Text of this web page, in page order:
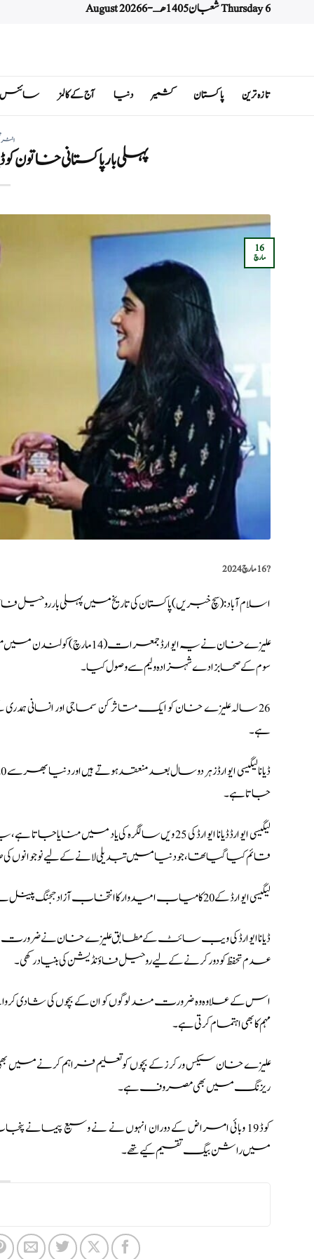
Thursday 6 شعبان 1405 هـ - 6 August 2026
تازہ ترین پاکستان کشمیر دنیا آج کے کالمز سائنس
پہلی بار پاکستانی خاتون کو
16
مارچ
?️16 مارچ 2024
اسلام آباد: (سچ خبریں) پاکستان کی تاریخ میں پہلی بار روحیل
علیزے خان نے یہ ایوارڈ جمعرات (14 مارچ) کو لندن میں منعقدہ ایک تقریب میں برطانوی بادشاہ
سومکے صحابزادے شہزادہ ولیم سے وصول کیا۔
26 سالہ علیزے خان کو ایک متاثر کن سماجی اور انسانی
ہے۔
جاتا ہے۔
لیگیسی ایوارڈ ڈیانا ایوارڈ کی 25 ویں سالگرہ کی یاد
قائم کیا گیا تھا، جو دنیا میں تبدیلی لانے کے لیے نوجوانوں
لیگیسی ایوارڈ کے 20 کامیاب امیدوار کا انتخاب آزاد ججنگ پینل نے کیا، جس کی قیادت بیرونس ڈورین لارنس نے کی تھی۔
ڈیانا ایوارڈ کی ویب سائٹ کے مطابق علیزے خان نے ضرورت
عدم تحفظ کو دور کرنے کے لیے روحیل فاؤنڈیشن کی بنیاد رکھی۔
اس کے علاوہ وہ ضرورت مند لوگوں کو ان کے بچوں کی شادی
مہم کا بھی اہتمام کرتی ہے۔
علیزے خان سیکس ورکرز کے بچوں کو تعلیم فراہم کرنے میں
ریزنگ میں بھی مصروف ہے۔
کوڈ 19 وبائی امراض کے دوران انہوں نے نے وسیع
میں راشن بیگ تقسیم کیے تھے۔